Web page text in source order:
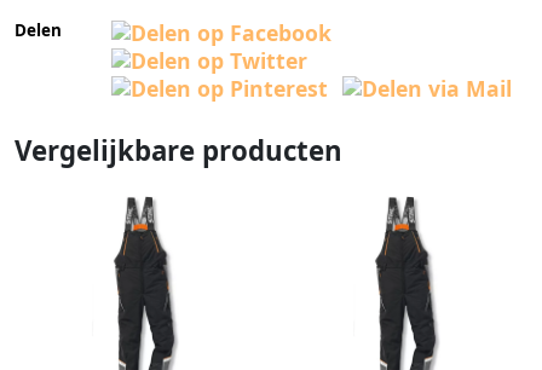
Delen
Vergelijkbare producten